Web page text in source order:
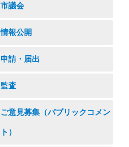
市議会
情報公開
申請・届出
監査
ご意見募集（パブリックコメン
ト）